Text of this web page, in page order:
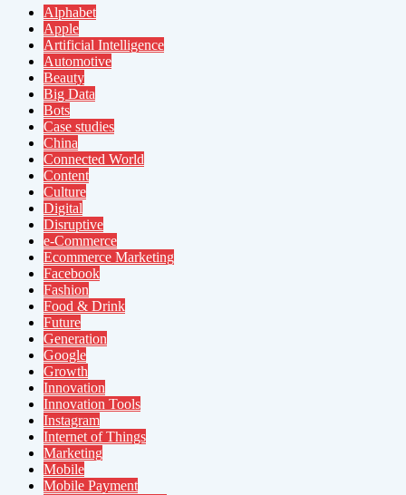
Alphabet
Apple
Artificial Intelligence
Automotive
Beauty
Big Data
Bots
Case studies
China
Connected World
Content
Culture
Digital
Disruptive
e-Commerce
Ecommerce Marketing
Facebook
Fashion
Food & Drink
Future
Generation
Google
Growth
Innovation
Innovation Tools
Instagram
Internet of Things
Marketing
Mobile
Mobile Payment